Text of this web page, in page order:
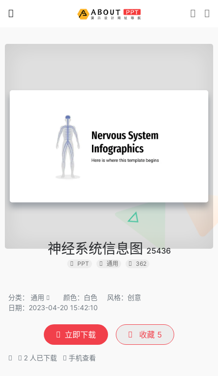
神经系统信息图25436
PPT 通用 362
分类： 通用 颜色：白色
风格：创意
日期：2023-04-20 15:42:10
立即下载 收藏 5
2 人已下载 手机查看